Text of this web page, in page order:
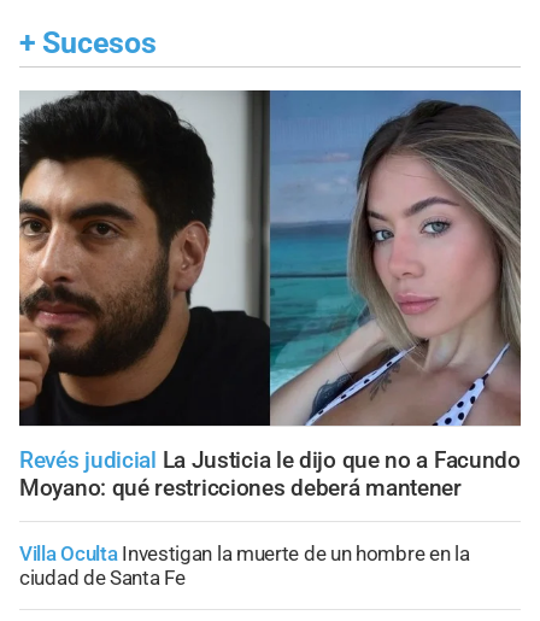
+ Sucesos
Revés judicial La Justicia le dijo que no a Facundo
Moyano: qué restricciones deberá mantener
Villa Oculta Investigan la muerte de un hombre en la
ciudad de Santa Fe